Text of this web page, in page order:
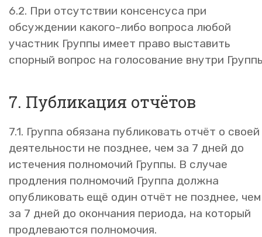
6.2. При отсутствии консенсуса при
обсуждении какого-либо вопроса любой
участник Группы имеет право выставить
спорный вопрос на голосование внутри
7. Публикация отчётов
7.1. Группа обязана публиковать отчёт о своей
деятельности не позднее, чем за 7 дней до
истечения полномочий Группы. В случае
продления полномочий Группа должна
опубликовать ещё один отчёт не позднее, чем
за 7 дней до окончания периода, на который
продлеваются полномочия.